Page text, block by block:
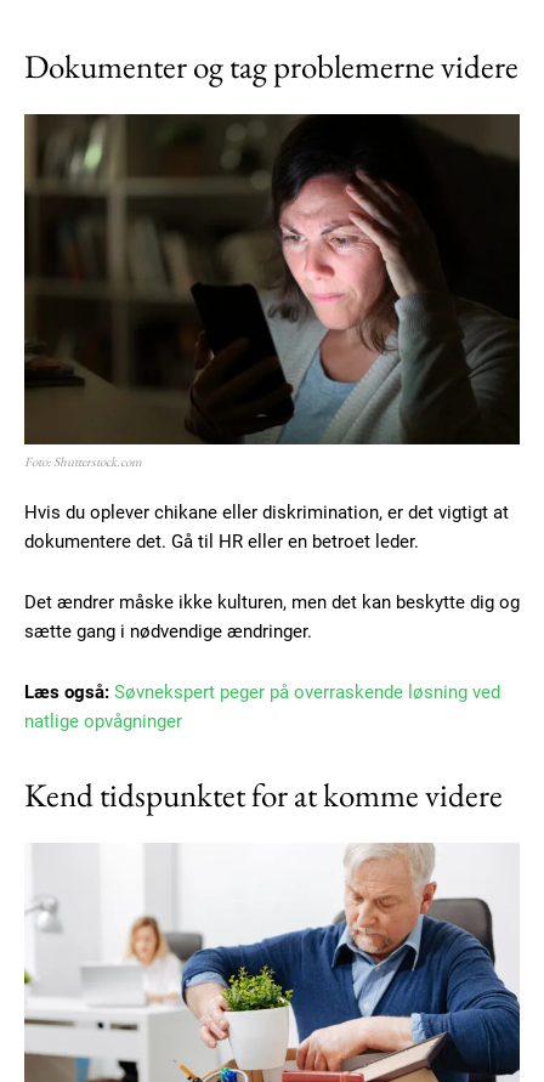
Dokumenter og tag problemerne videre
Foto: Shutterstock.com
Hvis du oplever chikane eller diskrimination, er det vigtigt at
dokumentere det. Gå til HR eller en betroet leder.
Det ændrer måske ikke kulturen, men det kan beskytte dig og
sætte gang i nødvendige ændringer.
Læs også: Søvnekspert peger på overraskende løsning ved
natlige opvågninger
Kend tidspunktet for at komme videre